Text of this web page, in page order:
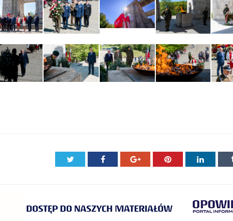
Twitter Facebook Google+ Pinterest LinkedIn